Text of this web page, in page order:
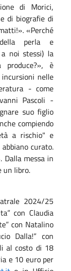
di Morici,
di biografie di
«Perché
perla e
noi stessi) la
produce?», è
nelle
- come
Pascoli -
suo figlio
compiendo
a rischio" e
curato.
messa in
un libro.
2024/25
con Claudia
con Natalino
Dalla!” con
al costo di 18
e 10 euro per